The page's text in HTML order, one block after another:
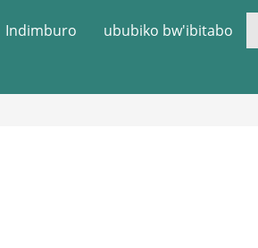
Indimburo ububiko bw'ibitabo